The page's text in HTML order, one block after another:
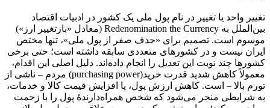
­تغییر واحد یا تغییر در نام پول ملی یک کشور در ادبیات اقتصاد
بین‌الملل به Redenomination the Currency (معادل «بازتغییر ارز»)
موسوم است. تصمیم برای «حذف صفر از پول ملی»، تنها مختص
ایران نیست و در کشورهای متعددی سابقه داشته است؛ حتی برخی
کشورها چند نوبت این تعدیل را انجام داده‌اند. دلیل اصلی این اقدام،
معمولاً کاهش شدید قدرت خرید(purchasing power) مردم – ناشی از
تورم بالا – است. کاهش ارزش پول، یا افزایش قیمت کالا و خدمات،
به شرایطی منجر می‌شود که شخص همراه‌دارندۀ پول را با زحمت